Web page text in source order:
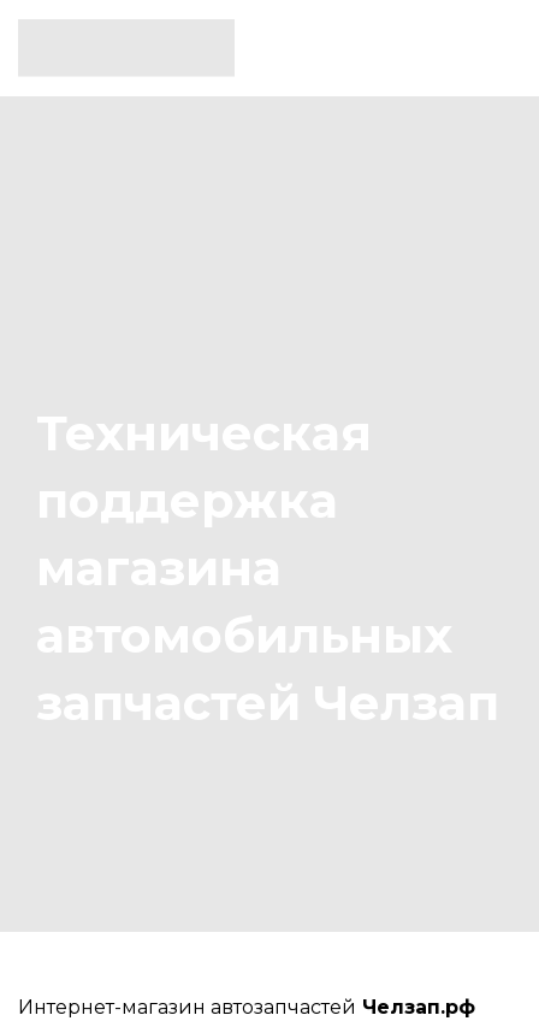
Техническая
поддержка
магазина
автомобильных
запчастей Челзап
Интернет-магазин автозапчастей Челзап.рф